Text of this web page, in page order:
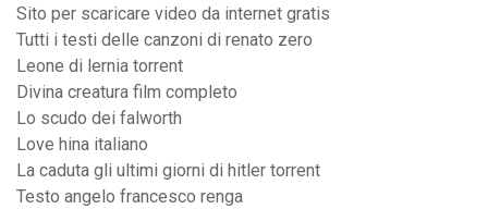
Sito per scaricare video da internet gratis
Tutti i testi delle canzoni di renato zero
Leone di lernia torrent
Divina creatura film completo
Lo scudo dei falworth
Love hina italiano
La caduta gli ultimi giorni di hitler torrent
Testo angelo francesco renga